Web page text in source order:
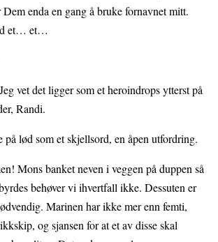
enda en gang å bruke fornavnet mitt.
et… et…
vet det ligger som et heroindrops ytterst på
Randi.
på lød som et skjellsord, en åpen utfordring.
Mons banket neven i veggen på duppen så
behøver vi ihvertfall ikke. Dessuten er
Marinen har ikke mer enn femti,
og sjansen for at et av disse skal